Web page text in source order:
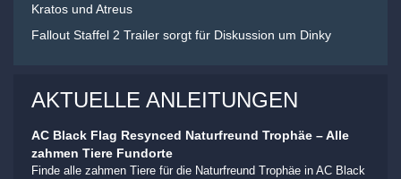
Kratos und Atreus
Fallout Staffel 2 Trailer sorgt für Diskussion um Dinky
AKTUELLE ANLEITUNGEN
AC Black Flag Resynced Naturfreund Trophäe – Alle
zahmen Tiere Fundorte
Finde alle zahmen Tiere für die Naturfreund Trophäe in AC Black